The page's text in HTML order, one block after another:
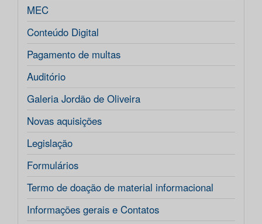
MEC
Conteúdo Digital
Pagamento de multas
Auditório
Galeria Jordão de Oliveira
Novas aquisições
Legislação
Formulários
Termo de doação de material informacional
Informações gerais e Contatos